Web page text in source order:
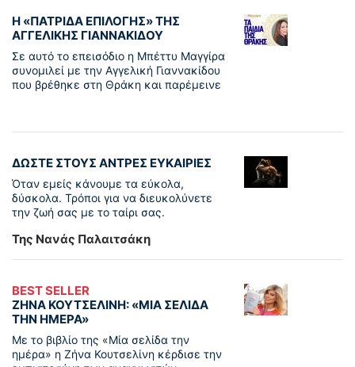
Η «ΠΑΤΡΊΔΑ ΕΠΙΛΟΓΉΣ» ΤΗΣ
ΑΓΓΕΛΙΚΉΣ ΓΙΑΝΝΑΚΊΔΟΥ
Σε αυτό το επεισόδιο η Μπέττυ Μαγγίρα
συνομιλεί με την Αγγελική Γιαννακίδου
που βρέθηκε στη Θράκη και παρέμεινε
ΔΩΣΤΕ ΣΤΟΥΣ ΑΝΤΡΕΣ ΕΥΚΑΙΡΙΕΣ
Όταν εμείς κάνουμε τα εύκολα,
δύσκολα. Τρόποι για να διευκολύνετε
την ζωή σας με το ταίρι σας.
Της Νανάς Παλαιτσάκη
BEST SELLER
ΖΗΝΑ ΚΟΥΤΣΕΛΙΝΗ: «ΜΙΑ ΣΕΛΙΔΑ
ΤΗΝ ΗΜΕΡΑ»
Με το βιβλίο της «Μία σελίδα την
ημέρα» η Ζήνα Κουτσελίνη κέρδισε την